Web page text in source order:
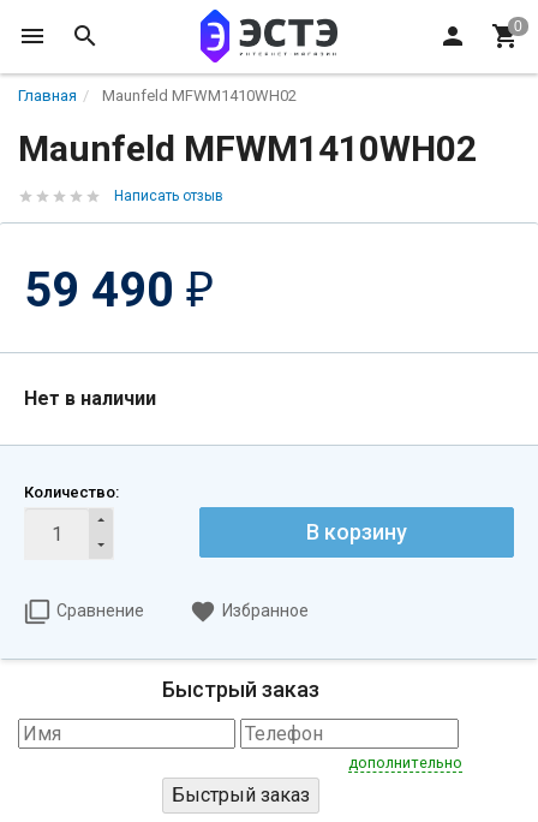
Главная Maunfeld MFWM1410WH02
Maunfeld MFWM1410WH02
Написать отзыв
59 490 ₽
Нет в наличии
Количество:
В корзину
Сравнение Избранное
Быстрый заказ
дополнительно